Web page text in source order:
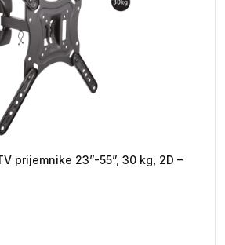
prijemnike 23”-55”, 30 kg, 2D –